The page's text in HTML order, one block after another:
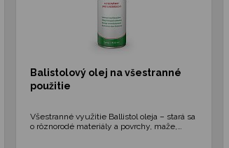
Balistolový olej na všestranné
použitie
Všestranné využitie Ballistol oleja – stará sa
o rôznorodé materiály a povrchy, maže,…